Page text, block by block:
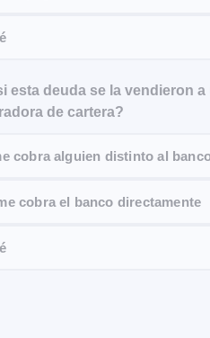
esta deuda se la vendieron a
de cartera?
cobra alguien distinto al
cobra el banco directamente